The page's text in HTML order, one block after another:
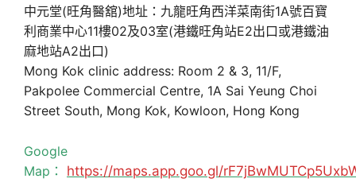
中元堂(旺角醫舘)地址：九龍旺角西洋菜南街1A號百寶
利商業中心11樓02及03室(港鐵旺角站E2出口或港鐵油
麻地站A2出口)
Mong Kok clinic address: Room 2 & 3, 11/F,
Pakpolee Commercial Centre, 1A Sai Yeung Choi
Street South, Mong Kok, Kowloon, Hong Kong
Google
Map： https://maps.app.goo.gl/